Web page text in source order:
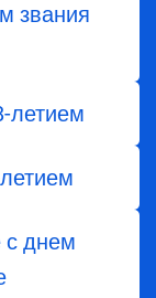
звания
летием
с днем